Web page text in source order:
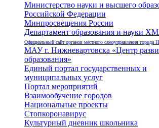
Министерство науки и высшего
Российской Федерации
Минпросвещения России
Департамент образования и науки
Официальный сайт органов местного самоуправления города
МАУ г. Нижневартовска «Центр
образования»
Единый портал государственных и
муниципальных услуг
Портал мероприятий
Взаимообучение городов
Национальные проекты
Стопкоронавирус
Культурный дневник школьника